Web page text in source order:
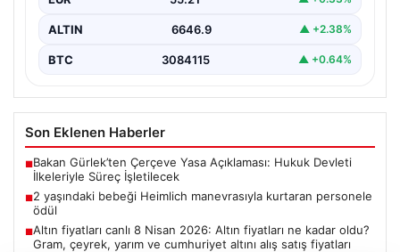
ALTIN 6646.9 ▲ +2.38%
BTC 3084115 ▲ +0.64%
Son Eklenen Haberler
■Bakan Gürlek’ten Çerçeve Yasa Açıklaması: Hukuk Devleti
İlkeleriyle Süreç İşletilecek
■2 yaşındaki bebeği Heimlich manevrasıyla kurtaran personele
ödül
■Altın fiyatları canlı 8 Nisan 2026: Altın fiyatları ne kadar oldu?
Gram, çeyrek, yarım ve cumhuriyet altını alış satış fiyatları